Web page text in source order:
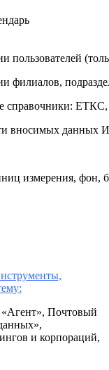
пользователей
филиалов,
справочники:
вносимых
измерения, фон,
«Агент», Почтовый
и корпораций,